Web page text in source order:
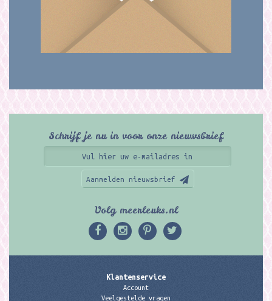
Schrijf je nu in voor onze nieuwsbrief
Aanmelden nieuwsbrief
Volg meerleuks.nl
Klantenservice
Account
Veelgestelde vragen